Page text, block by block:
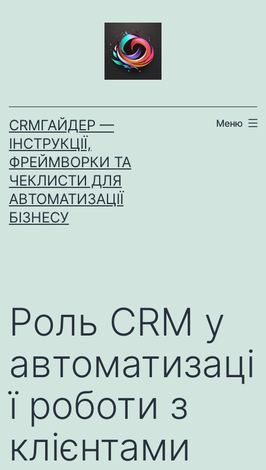
CRMГАЙДЕР —
ІНСТРУКЦІЇ,
ФРЕЙМВОРКИ ТА
ЧЕКЛИСТИ ДЛЯ
АВТОМАТИЗАЦІЇ
БІЗНЕСУ
Меню
Роль CRM у
автоматизаці
ї роботи з
клієнтами